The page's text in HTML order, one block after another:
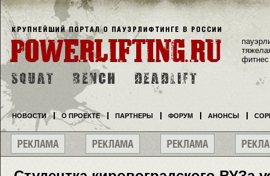
фитнес
НОВОСТИ О ПРОЕКТЕ ПАРТНЕРЫ ФОРУМ АНОНСЫ